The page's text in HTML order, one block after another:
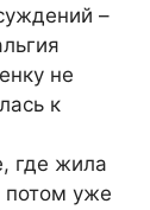
–
не
к
где жила
потом уже